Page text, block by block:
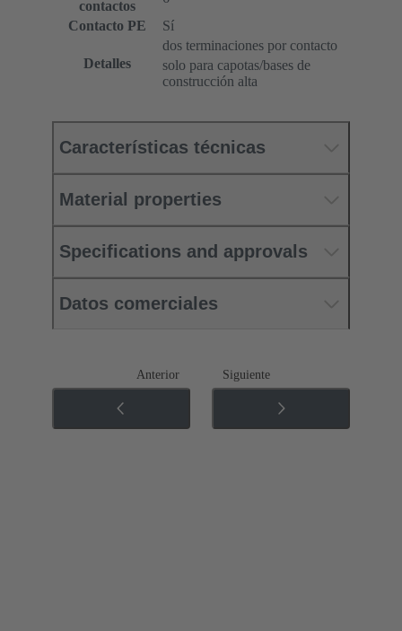
contactos
Contacto PE
Sí
Detalles
dos terminaciones por contacto
solo para capotas/bases de
construcción alta
Características técnicas
Material properties
Specifications and approvals
Datos comerciales
Anterior Siguiente